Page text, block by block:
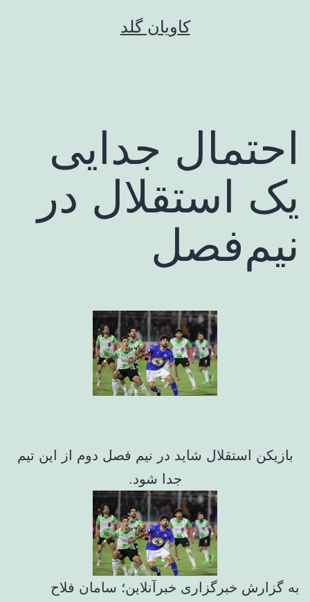
کاویان گلد
احتمال جدایی
یک استقلال در
نیم‌فصل
بازیکن استقلال شاید در نیم فصل دوم از این تیم
جدا شود.
به گزارش خبرگزاری خبرآنلاین؛ سامان فلاح